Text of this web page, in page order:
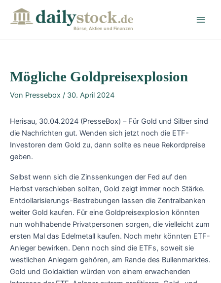
Börse, Aktien und Finanzen
Mögliche Goldpreisexplosion
Von Pressebox / 30. April 2024
Herisau, 30.04.2024 (PresseBox) – Für Gold und Silber sind
die Nachrichten gut. Wenden sich jetzt noch die ETF-
Investoren dem Gold zu, dann sollte es neue Rekordpreise
geben.
Selbst wenn sich die Zinssenkungen der Fed auf den
Herbst verschieben sollten, Gold zeigt immer noch Stärke.
Entdollarisierungs-Bestrebungen lassen die Zentralbanken
weiter Gold kaufen. Für eine Goldpreisexplosion könnten
nun wohlhabende Privatpersonen sorgen, die vielleicht zum
ersten Mal das Edelmetall kaufen. Noch mehr könnten ETF-
Anleger bewirken. Denn noch sind die ETFs, soweit sie
westlichen Anlegern gehören, am Rande des Bullenmarktes.
Gold und Goldaktien würden von einem erwachenden